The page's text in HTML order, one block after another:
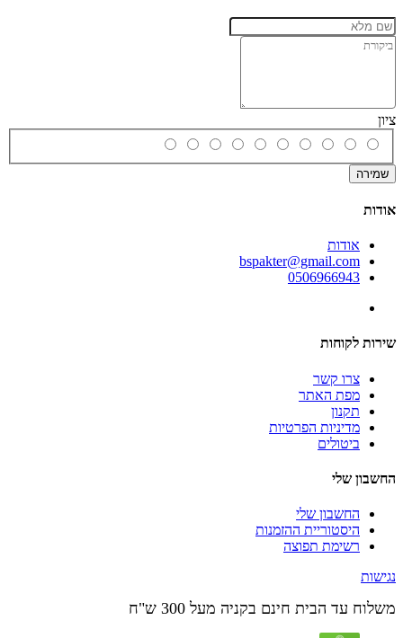
ציון
שמירה
אודות
אודות
bspakter@gmail.com
0506966943
שירות לקוחות
צרו קשר
מפת האתר
תקנון
מדיניות הפרטיות
ביטולים
החשבון שלי
החשבון שלי
היסטוריית ההזמנות
רשימת תפוצה
נגישות
משלוח עד הבית חינם בקניה מעל 300 ש"ח